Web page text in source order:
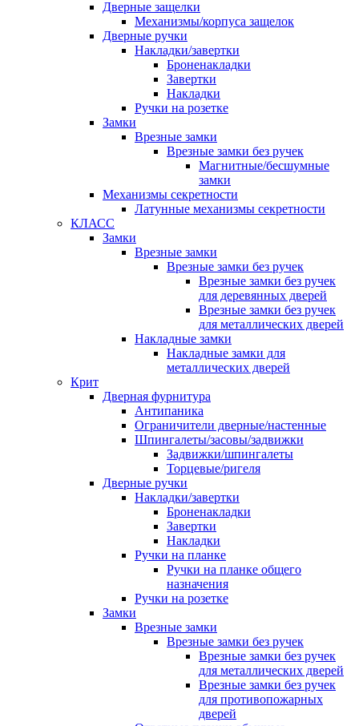
Дверные защелки
Механизмы/корпуса защелок
Дверные ручки
Накладки/завертки
Броненакладки
Завертки
Накладки
Ручки на розетке
Замки
Врезные замки
Врезные замки без ручек
Магнитные/бесшумные
замки
Механизмы секретности
Латунные механизмы секретности
КЛАСС
Замки
Врезные замки
Врезные замки без ручек
Врезные замки без ручек
для деревянных дверей
Врезные замки без ручек
для металлических дверей
Накладные замки
Накладные замки для
металлических дверей
Крит
Дверная фурнитура
Антипаника
Ограничители дверные/настенные
Шпингалеты/засовы/задвижки
Задвижки/шпингалеты
Торцевые/ригеля
Дверные ручки
Накладки/завертки
Броненакладки
Завертки
Накладки
Ручки на планке
Ручки на планке общего
назначения
Ручки на розетке
Замки
Врезные замки
Врезные замки без ручек
Врезные замки без ручек
для металлических дверей
Врезные замки без ручек
для противопожарных
дверей